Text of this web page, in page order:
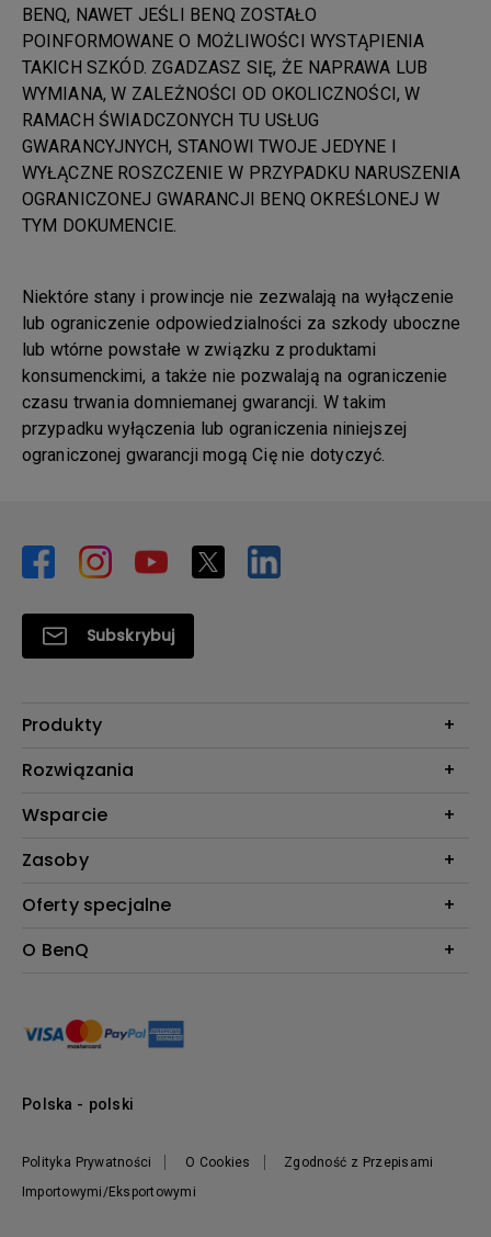
BENQ, NAWET JEŚLI BENQ ZOSTAŁO
POINFORMOWANE O MOŻLIWOŚCI WYSTĄPIENIA
TAKICH SZKÓD. ZGADZASZ SIĘ, ŻE NAPRAWA LUB
WYMIANA, W ZALEŻNOŚCI OD OKOLICZNOŚCI, W
RAMACH ŚWIADCZONYCH TU USŁUG
GWARANCYJNYCH, STANOWI TWOJE JEDYNE I
WYŁĄCZNE ROSZCZENIE W PRZYPADKU NARUSZENIA
OGRANICZONEJ GWARANCJI BENQ OKREŚLONEJ W
TYM DOKUMENCIE.
Niektóre stany i prowincje nie zezwalają na wyłączenie
lub ograniczenie odpowiedzialności za szkody uboczne
lub wtórne powstałe w związku z produktami
konsumenckimi, a także nie pozwalają na ograniczenie
czasu trwania domniemanej gwarancji. W takim
przypadku wyłączenia lub ograniczenia niniejszej
ograniczonej gwarancji mogą Cię nie dotyczyć.
Subskrybuj
Produkty
Projektory
Oświetlenie
Rozwiązania
Biznes i Edukacja
Wsparcie
Kontakt
FAQ BenQ Shop
Zwroty BenQ Shop
Zasoby
Kalkulator projekcji BenQ
Oferty specjalne
Pantone Connect Premium
O BenQ
Informacje o firmie
Zrównoważony rozwój
Polityka Prywatności O Cookies
Zgodność z Przepisami
Importowymi/Eksportowymi
Polska - polski